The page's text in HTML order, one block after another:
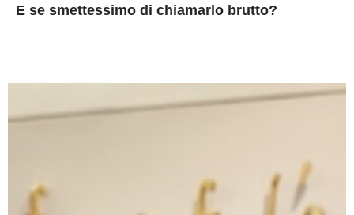
E se smettessimo di chiamarlo brutto?